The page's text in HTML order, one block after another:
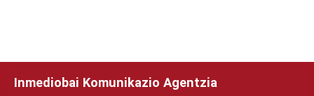
Inmediobai Komunikazio Agentzia